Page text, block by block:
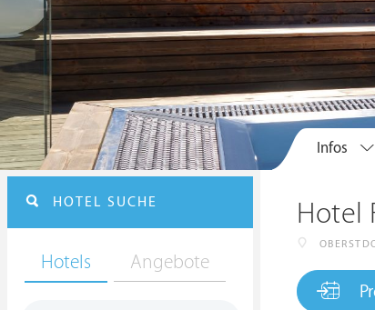
Infos
Hotel
HOTEL SUCHE
Hotels Angebote